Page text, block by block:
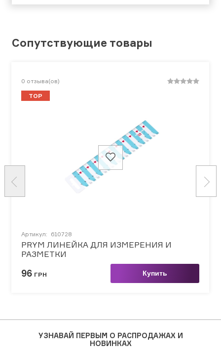
Сопутствующие товары
0 отзыва(ов)
TOP
Артикул: 610728
PRYM ЛИНЕЙКА ДЛЯ ИЗМЕРЕНИЯ И
РАЗМЕТКИ
96 ГРН Купить
УЗНАВАЙ ПЕРВЫМ О РАСПРОДАЖАХ И
НОВИНКАХ